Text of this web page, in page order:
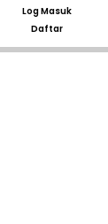
Log Masuk
Daftar